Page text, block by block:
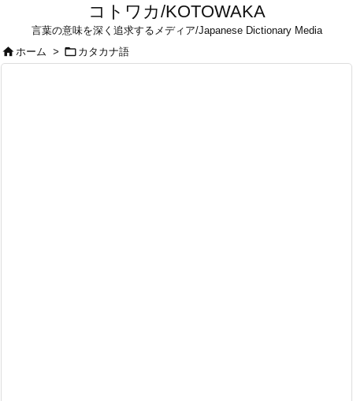
コトワカ/KOTOWAKA
言葉の意味を深く追求するメディア/Japanese Dictionary Media
ホーム >  カタカナ語